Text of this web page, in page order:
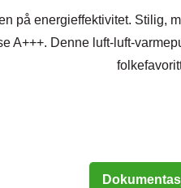
på energieffektivitet. Stilig,
A+++. Denne luft-luft-